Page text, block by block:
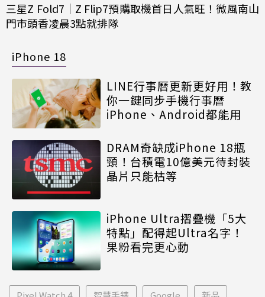
三星Z Fold7｜Z Flip7預購取機首日人氣旺！微風南山
門市頭香凌晨3點就排隊
iPhone 18
LINE行事曆更新更好用！教
你一鍵同步手機行事曆
iPhone、Android都能用
DRAM奇缺成iPhone 18瓶
頸！台積電10億美元待封裝
晶片只能枯等
iPhone Ultra摺疊機「5大
特點」配得起Ultra名字！
果粉看完更心動